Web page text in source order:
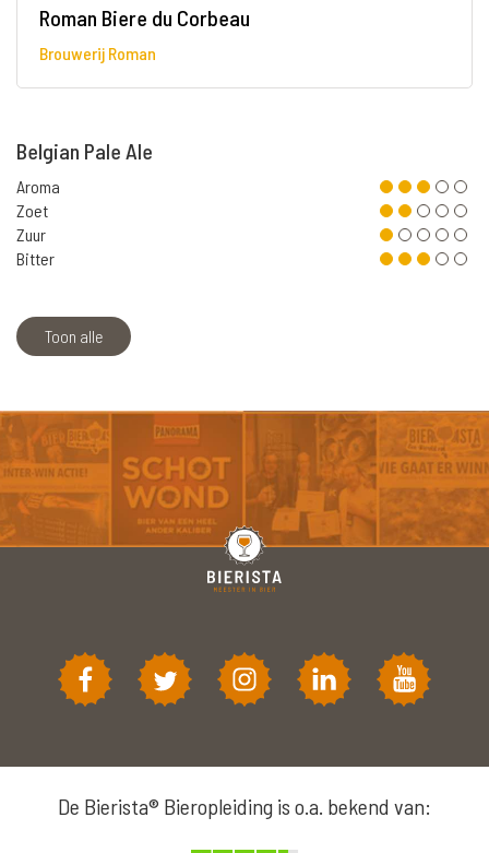
Roman Biere du Corbeau
Brouwerij Roman
Belgian Pale Ale
Aroma
Zoet
Zuur
Bitter
Toon alle
De Bierista® Bieropleiding is o.a. bekend van: